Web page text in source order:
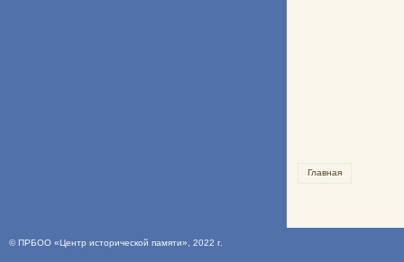
Главная
©ПРБОО «Центр исторической памяти» , 2022 г.